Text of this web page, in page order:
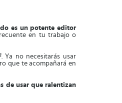
es un potente editor
en tu trabajo o
. Ya no necesitarás usar
que te acompañará en
de usar que ralentizan